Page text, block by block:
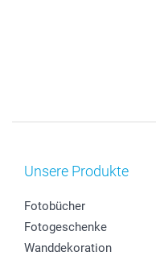
Unsere Produkte
Fotobücher
Fotogeschenke
Wanddekoration